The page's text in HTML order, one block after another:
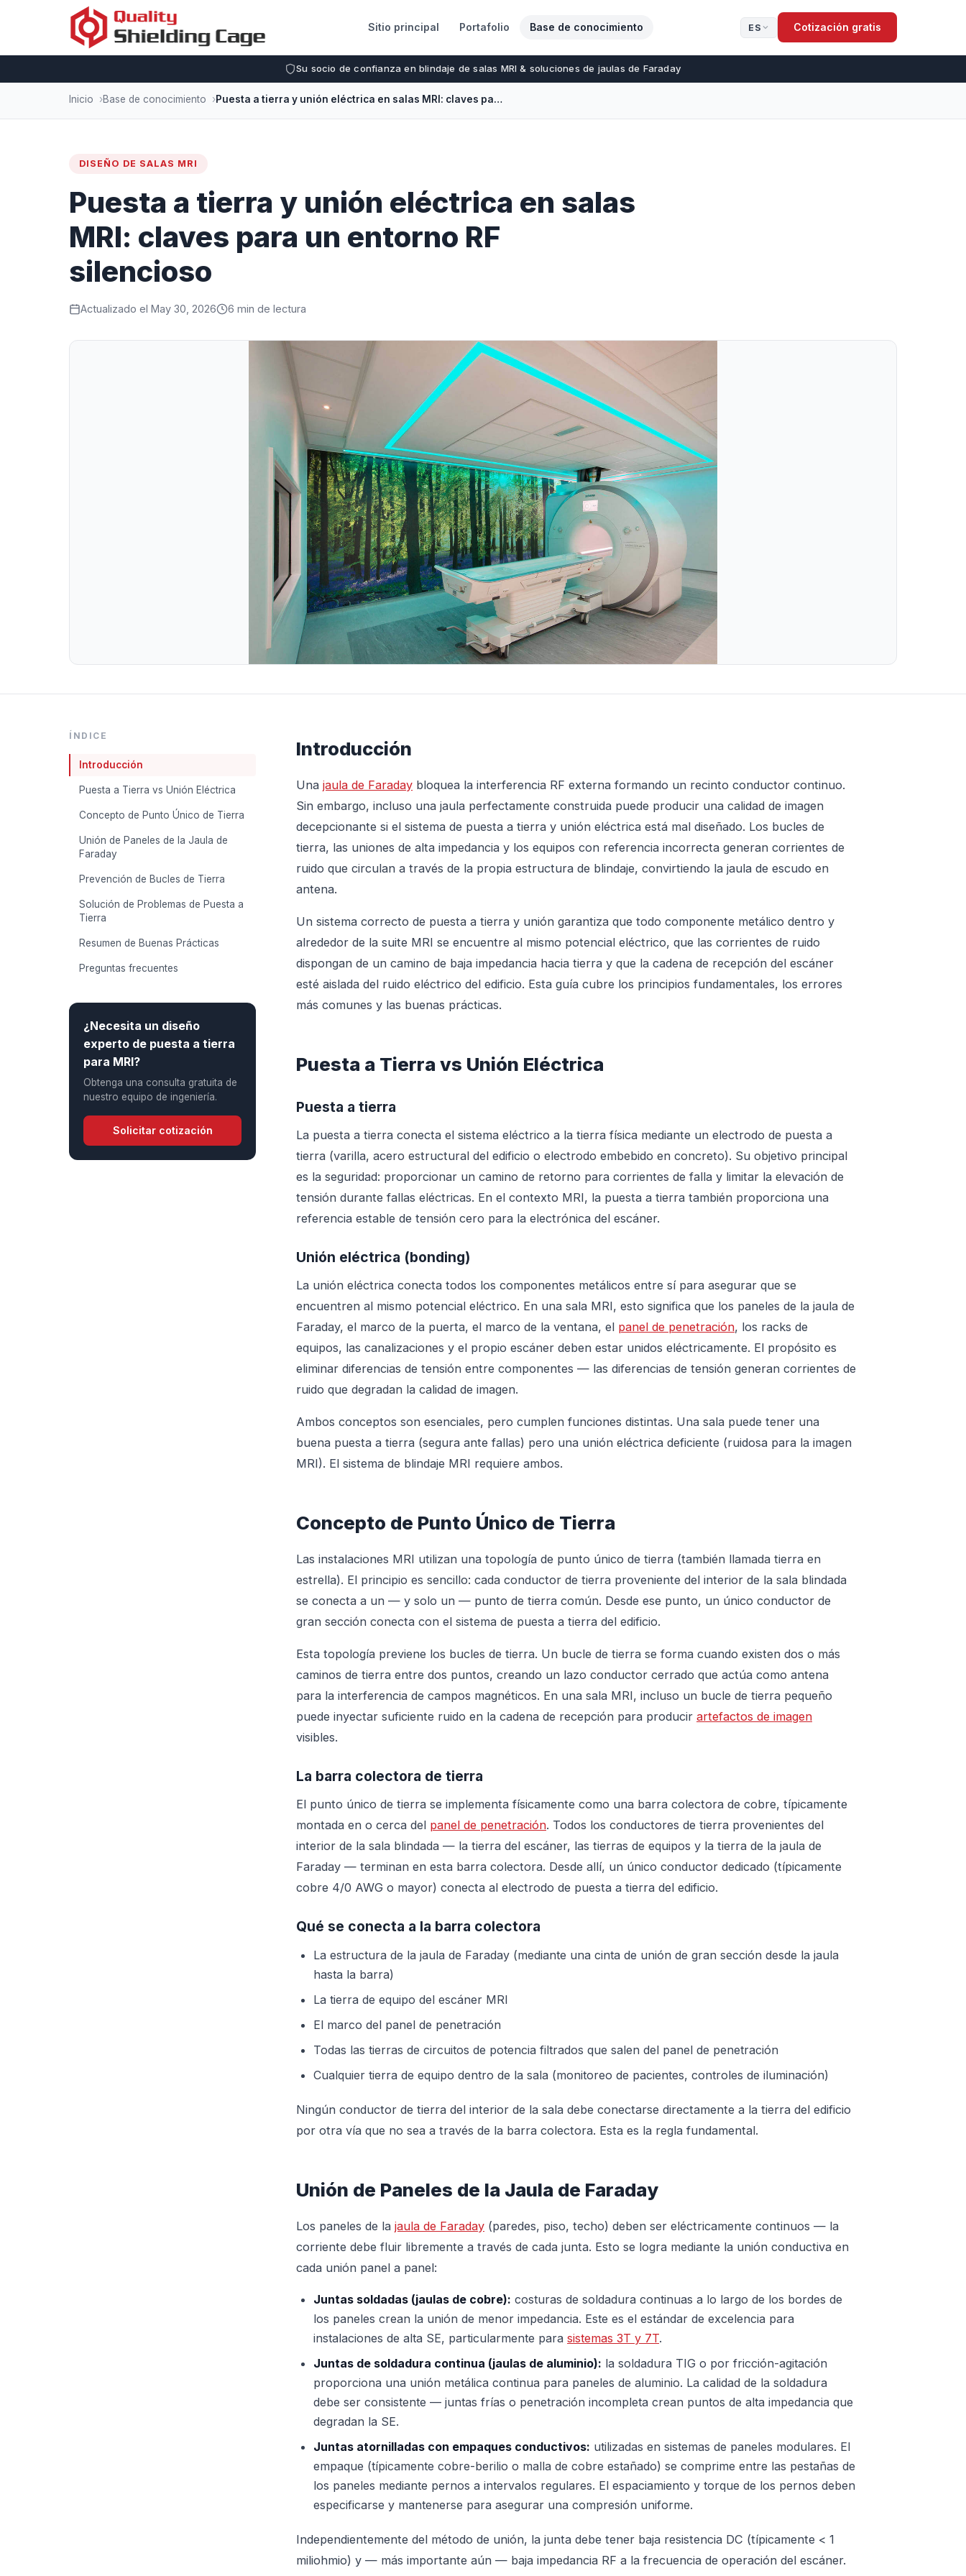
Sitio principal Portafolio Base de conocimiento ES Cotización gratis
Su socio de confianza en blindaje de salas MRI & soluciones de jaulas de Faraday
Inicio Base de conocimiento Puesta a tierra y unión eléctrica en salas MRI: claves para un entorno RF silencioso
DISEÑO DE SALAS MRI
Puesta a tierra y unión eléctrica en salas
MRI: claves para un entorno RF
silencioso
Actualizado el May 30, 2026 6 min de lectura
ÍNDICE
Introducción
Puesta a Tierra vs Unión Eléctrica
Concepto de Punto Único de Tierra
Unión de Paneles de la Jaula de
Faraday
Prevención de Bucles de Tierra
Solución de Problemas de Puesta a
Tierra
Resumen de Buenas Prácticas
Preguntas frecuentes
¿Necesita un diseño
experto de puesta a tierra
para MRI?
Obtenga una consulta gratuita de
nuestro equipo de ingeniería.
Solicitar cotización
Introducción
Una jaula de Faraday bloquea la interferencia RF externa formando un recinto conductor continuo.
Sin embargo, incluso una jaula perfectamente construida puede producir una calidad de imagen
decepcionante si el sistema de puesta a tierra y unión eléctrica está mal diseñado. Los bucles de
tierra, las uniones de alta impedancia y los equipos con referencia incorrecta generan corrientes de
ruido que circulan a través de la propia estructura de blindaje, convirtiendo la jaula de escudo en
antena.
Un sistema correcto de puesta a tierra y unión garantiza que todo componente metálico dentro y
alrededor de la suite MRI se encuentre al mismo potencial eléctrico, que las corrientes de ruido
dispongan de un camino de baja impedancia hacia tierra y que la cadena de recepción del escáner
esté aislada del ruido eléctrico del edificio. Esta guía cubre los principios fundamentales, los errores
más comunes y las buenas prácticas.
Puesta a Tierra vs Unión Eléctrica
Puesta a tierra
La puesta a tierra conecta el sistema eléctrico a la tierra física mediante un electrodo de puesta a
tierra (varilla, acero estructural del edificio o electrodo embebido en concreto). Su objetivo principal
es la seguridad: proporcionar un camino de retorno para corrientes de falla y limitar la elevación de
tensión durante fallas eléctricas. En el contexto MRI, la puesta a tierra también proporciona una
referencia estable de tensión cero para la electrónica del escáner.
Unión eléctrica (bonding)
La unión eléctrica conecta todos los componentes metálicos entre sí para asegurar que se
encuentren al mismo potencial eléctrico. En una sala MRI, esto significa que los paneles de la jaula de
Faraday, el marco de la puerta, el marco de la ventana, el panel de penetración, los racks de
equipos, las canalizaciones y el propio escáner deben estar unidos eléctricamente. El propósito es
eliminar diferencias de tensión entre componentes — las diferencias de tensión generan corrientes de
ruido que degradan la calidad de imagen.
Ambos conceptos son esenciales, pero cumplen funciones distintas. Una sala puede tener una
buena puesta a tierra (segura ante fallas) pero una unión eléctrica deficiente (ruidosa para la imagen
MRI). El sistema de blindaje MRI requiere ambos.
Concepto de Punto Único de Tierra
Las instalaciones MRI utilizan una topología de punto único de tierra (también llamada tierra en
estrella). El principio es sencillo: cada conductor de tierra proveniente del interior de la sala blindada
se conecta a un — y solo un — punto de tierra común. Desde ese punto, un único conductor de
gran sección conecta con el sistema de puesta a tierra del edificio.
Esta topología previene los bucles de tierra. Un bucle de tierra se forma cuando existen dos o más
caminos de tierra entre dos puntos, creando un lazo conductor cerrado que actúa como antena
para la interferencia de campos magnéticos. En una sala MRI, incluso un bucle de tierra pequeño
puede inyectar suficiente ruido en la cadena de recepción para producir artefactos de imagen
visibles.
La barra colectora de tierra
El punto único de tierra se implementa físicamente como una barra colectora de cobre, típicamente
montada en o cerca del panel de penetración. Todos los conductores de tierra provenientes del
interior de la sala blindada — la tierra del escáner, las tierras de equipos y la tierra de la jaula de
Faraday — terminan en esta barra colectora. Desde allí, un único conductor dedicado (típicamente
cobre 4/0 AWG o mayor) conecta al electrodo de puesta a tierra del edificio.
Qué se conecta a la barra colectora
La estructura de la jaula de Faraday (mediante una cinta de unión de gran sección desde la jaula
hasta la barra)
La tierra de equipo del escáner MRI
El marco del panel de penetración
Todas las tierras de circuitos de potencia filtrados que salen del panel de penetración
Cualquier tierra de equipo dentro de la sala (monitoreo de pacientes, controles de iluminación)
Ningún conductor de tierra del interior de la sala debe conectarse directamente a la tierra del edificio
por otra vía que no sea a través de la barra colectora. Esta es la regla fundamental.
Unión de Paneles de la Jaula de Faraday
Los paneles de la jaula de Faraday (paredes, piso, techo) deben ser eléctricamente continuos — la
corriente debe fluir libremente a través de cada junta. Esto se logra mediante la unión conductiva en
cada unión panel a panel:
Juntas soldadas (jaulas de cobre): costuras de soldadura continuas a lo largo de los bordes de
los paneles crean la unión de menor impedancia. Este es el estándar de excelencia para
instalaciones de alta SE, particularmente para sistemas 3T y 7T.
Juntas de soldadura continua (jaulas de aluminio): la soldadura TIG o por fricción-agitación
proporciona una unión metálica continua para paneles de aluminio. La calidad de la soldadura
debe ser consistente — juntas frías o penetración incompleta crean puntos de alta impedancia que
degradan la SE.
Juntas atornilladas con empaques conductivos: utilizadas en sistemas de paneles modulares. El
empaque (típicamente cobre-berilio o malla de cobre estañado) se comprime entre las pestañas de
los paneles mediante pernos a intervalos regulares. El espaciamiento y torque de los pernos deben
especificarse y mantenerse para asegurar una compresión uniforme.
Independientemente del método de unión, la junta debe tener baja resistencia DC (típicamente < 1
miliohmio) y — más importante aún — baja impedancia RF a la frecuencia de operación del escáner.